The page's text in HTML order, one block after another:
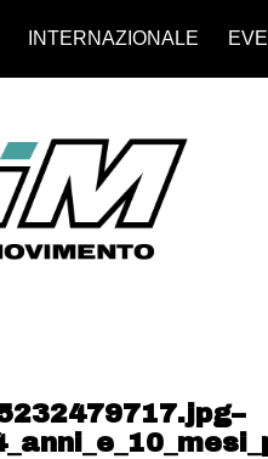
INTERNAZIONALE